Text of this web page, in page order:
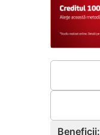
Beneficii: